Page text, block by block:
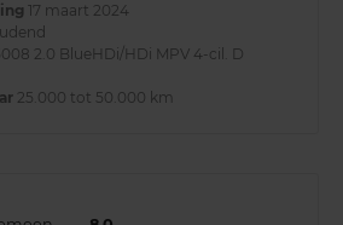
17 maart 2024
2.0 BlueHDi/HDi MPV 4-cil. D
25.000 tot 50.000 km